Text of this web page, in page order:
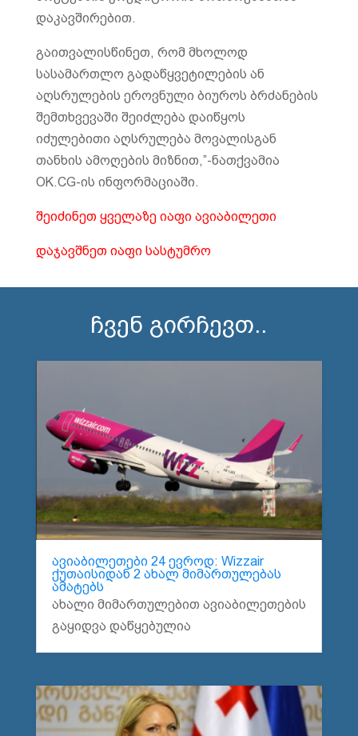
დაკავშირებით.
გაითვალისწინეთ, რომ მხოლოდ
სასამართლო გადაწყვეტილების ან
აღსრულების ეროვნული ბიუროს ბრძანების
შემთხვევაში შეიძლება დაიწყოს
იძულებითი აღსრულება მოვალისგან
თანხის ამოღების მიზნით,”-ნათქვამია
OK.CG-ის ინფორმაციაში.
შეიძინეთ ყველაზე იაფი ავიაბილეთი
დაჯავშნეთ იაფი სასტუმრო
ჩვენ გირჩევთ..
ავიაბილეთები 24 ევროდ: Wizzair
ქუთაისიდან 2 ახალ მიმართულებას
ამატებს
ახალი მიმართულებით ავიაბილეთების
გაყიდვა დაწყებულია